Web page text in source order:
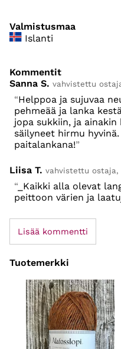
Valmistusmaa
Islanti
Kommentit
Sanna S. vahvistettu
Helppoa ja sujuvaa
pehmeää ja lanka
jopa sukkiin, ja
säilyneet hirmu
paitalankana!
Liisa T. vahvistettu ostaja,
_Kaikki alla olevat
peittoon värien ja
Lisää kommentti
Tuotemerkki